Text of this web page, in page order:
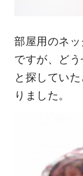
部屋用のネ
ですが、ど
と探してい
りました。